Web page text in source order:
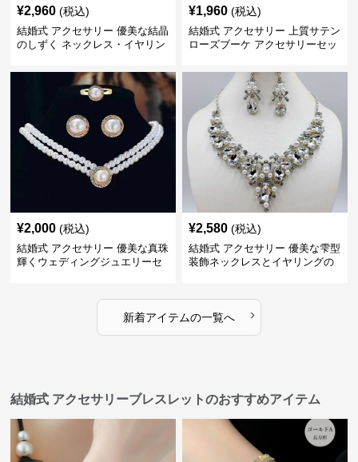
¥2,960 (税込)
結婚式 アクセサリー 優美な結晶
のしずく ネックレス・イヤリン
¥1,960 (税込)
結婚式 アクセサリー 上質サテン
ローズブーケ アクセサリーセッ
¥2,000 (税込)
結婚式 アクセサリー 優美な真珠
輝くウェディングジュエリーセ
¥2,580 (税込)
結婚式 アクセサリー 優美な雫型
装飾ネックレスとイヤリングの
新着アイテムの一覧へ ›
結婚式 アクセサリーブレスレットのおすすめアイテム